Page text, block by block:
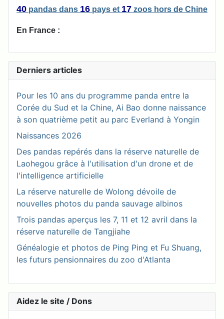
40 pandas dans 16 pays et 17 zoos hors de Chine
En France :
Derniers articles
Pour les 10 ans du programme panda entre la
Corée du Sud et la Chine, Ai Bao donne naissance
à son quatrième petit au parc Everland à Yongin
Naissances 2026
Des pandas repérés dans la réserve naturelle de
Laohegou grâce à l'utilisation d'un drone et de
l'intelligence artificielle
La réserve naturelle de Wolong dévoile de
nouvelles photos du panda sauvage albinos
Trois pandas aperçus les 7, 11 et 12 avril dans la
réserve naturelle de Tangjiahe
Généalogie et photos de Ping Ping et Fu Shuang,
les futurs pensionnaires du zoo d'Atlanta
Aidez le site / Dons